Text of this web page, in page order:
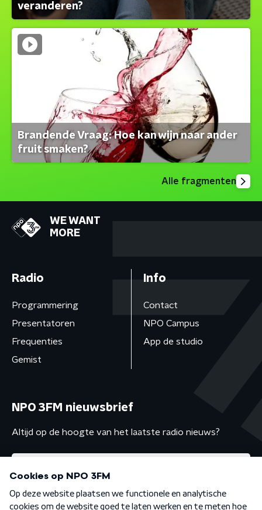
veranderen?
Brandende Vraag: Hoe kan wijn naar ander
fruit smaken?
Alle fragmenten
WE WANT
MORE
Radio
Programmering
Presentatoren
Frequenties
Gemist
Info
Contact
NPO Campus
App de studio
NPO 3FM nieuwsbrief
Altijd op de hoogte van het laatste radio nieuws?